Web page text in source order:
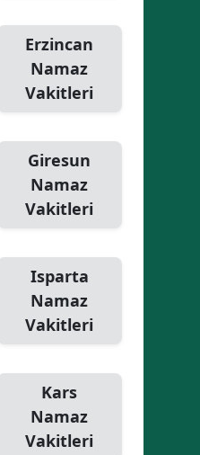
Erzincan
Namaz
Vakitleri
Giresun
Namaz
Vakitleri
Isparta
Namaz
Vakitleri
Kars
Namaz
Vakitleri